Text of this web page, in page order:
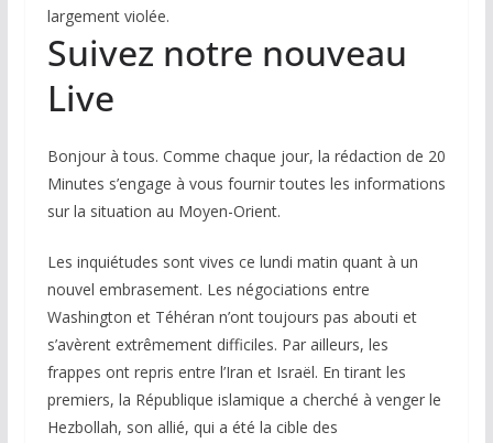
largement violée.
Suivez notre nouveau
Live
Bonjour à tous. Comme chaque jour, la rédaction de 20
Minutes s’engage à vous fournir toutes les informations
sur la situation au Moyen-Orient.
Les inquiétudes sont vives ce lundi matin quant à un
nouvel embrasement. Les négociations entre
Washington et Téhéran n’ont toujours pas abouti et
s’avèrent extrêmement difficiles. Par ailleurs, les
frappes ont repris entre l’Iran et Israël. En tirant les
premiers, la République islamique a cherché à venger le
Hezbollah, son allié, qui a été la cible des